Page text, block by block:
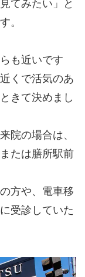
てみたい」と
。
も近いです
くで活気のあ
きて決めまし
院の場合は、
たは膳所駅前
方や、電車移
受診していた